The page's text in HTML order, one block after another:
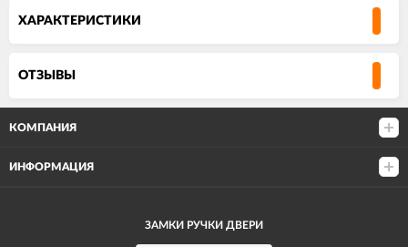
ХАРАКТЕРИСТИКИ
ОТЗЫВЫ
КОМПАНИЯ
ИНФОРМАЦИЯ
ЗАМКИ РУЧКИ ДВЕРИ